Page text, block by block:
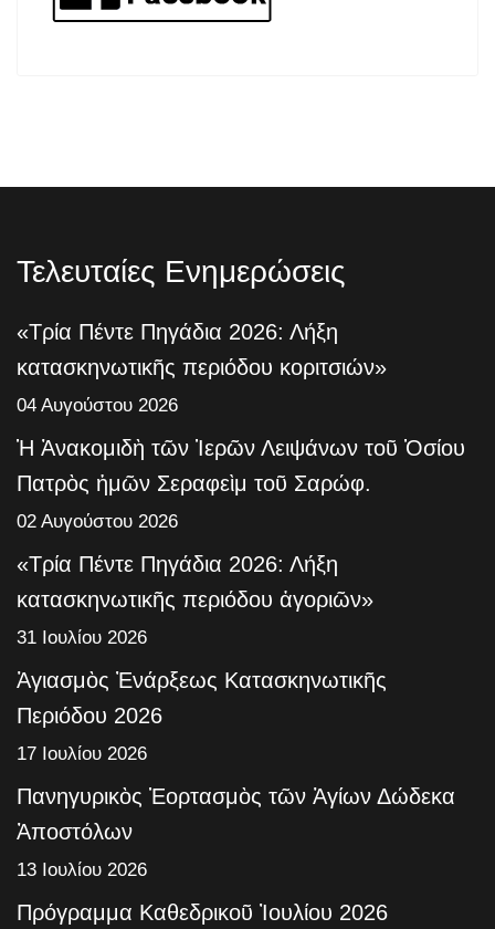
Τελευταίες Ενημερώσεις
«Τρία Πέντε Πηγάδια 2026: Λήξη
κατασκηνωτικῆς περιόδου κοριτσιών»
04 Αυγούστου 2026
Ἡ Ἀνακομιδὴ τῶν Ἱερῶν Λειψάνων τοῦ Ὁσίου
Πατρὸς ἡμῶν Σεραφεὶμ τοῦ Σαρώφ.
02 Αυγούστου 2026
«Τρία Πέντε Πηγάδια 2026: Λήξη
κατασκηνωτικῆς περιόδου ἀγοριῶν»
31 Ιουλίου 2026
Ἁγιασμὸς Ἐνάρξεως Κατασκηνωτικῆς
Περιόδου 2026
17 Ιουλίου 2026
Πανηγυρικὸς Ἑορτασμὸς τῶν Ἁγίων Δώδεκα
Ἀποστόλων
13 Ιουλίου 2026
Πρόγραμμα Καθεδρικοῦ Ἰουλίου 2026